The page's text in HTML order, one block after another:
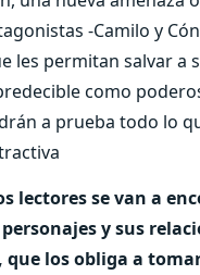
-Camilo y
les permitan salvar a
como
a prueba todo lo
lectores se van a
y sus
los obliga a